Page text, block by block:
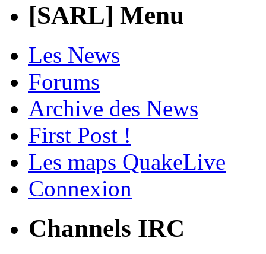
[SARL] Menu
Les News
Forums
Archive des News
First Post !
Les maps QuakeLive
Connexion
Channels IRC